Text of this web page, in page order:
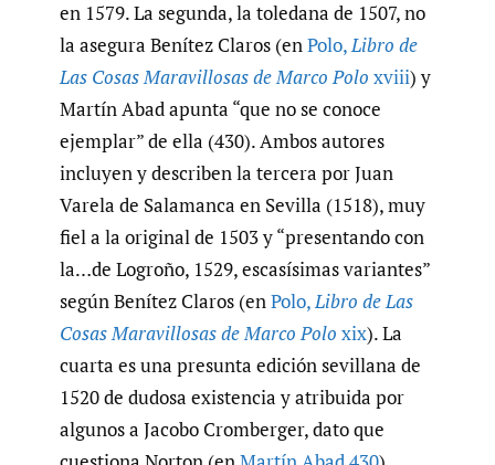
en 1579. La segunda, la toledana de 1507, no
la asegura Benítez Claros (enPolo,Libro de
Las Cosas Maravillosas de Marco Polo xviii) y
Martín Abad apunta “que no se conoce
ejemplar” de ella (430). Ambos autores
incluyen y describen la tercera por Juan
Varela de Salamanca en Sevilla (1518), muy
fiel a la original de 1503 y “presentando con
la…de Logroño, 1529, escasísimas variantes”
según Benítez Claros (enPolo,Libro de Las
Cosas Maravillosas de Marco Polo xix). La
cuarta es una presunta edición sevillana de
1520 de dudosa existencia y atribuida por
algunos a Jacobo Cromberger, dato que